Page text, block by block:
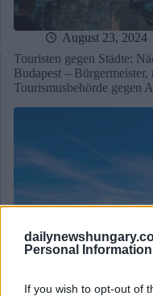
Personal Information
If you wish to opt-out of
August 23, 2024
Touristen gegen Städte:
Budapest – Bürgermeister,
Tourismusbehörde gegen